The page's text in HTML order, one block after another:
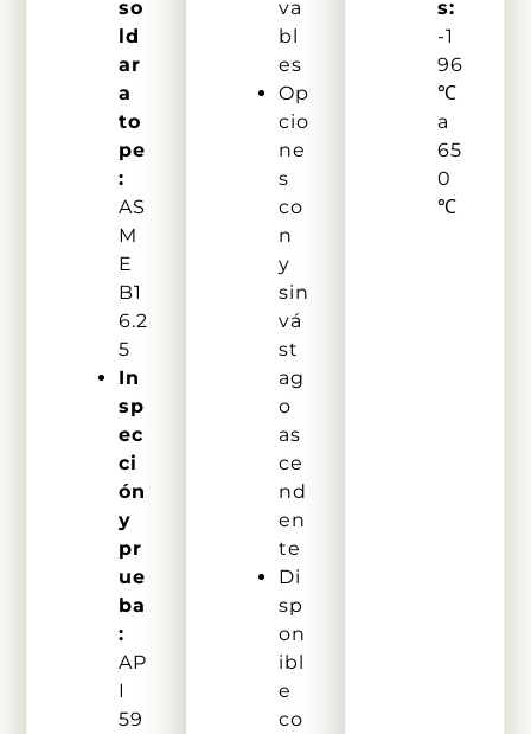
so
ld
ar
a
to
pe
:
AS
M
E
B1
6.2
5
In
sp
ec
ci
ón
y
pr
ue
ba
:
AP
I
59
va
bl
es
Op
cio
ne
s
co
n
y
sin
vá
st
ag
o
as
ce
nd
en
te
Di
sp
on
ibl
e
co
s:
-1
96
℃
a
65
0
℃